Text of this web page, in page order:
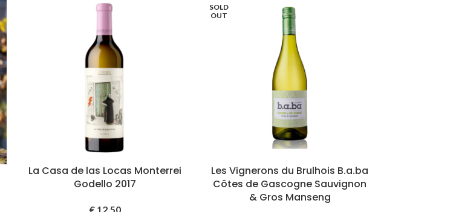
La Casa de las Locas Monterrei
Godello 2017
€12,50
SOLD
OUT
Les Vignerons du Brulhois B.a.ba
Côtes de Gascogne Sauvignon
& Gros Manseng